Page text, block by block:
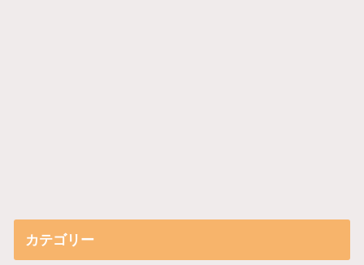
カテゴリー